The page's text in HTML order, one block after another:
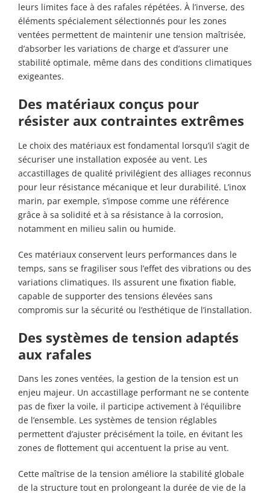
leurs limites face à des rafales répétées. À l’inverse, des
éléments spécialement sélectionnés pour les zones
ventées permettent de maintenir une tension maîtrisée,
d’absorber les variations de charge et d’assurer une
stabilité optimale, même dans des conditions climatiques
exigeantes.
Des matériaux conçus pour
résister aux contraintes extrêmes
Le choix des matériaux est fondamental lorsqu’il s’agit de
sécuriser une installation exposée au vent. Les
accastillages de qualité privilégient des alliages reconnus
pour leur résistance mécanique et leur durabilité. L’inox
marin, par exemple, s’impose comme une référence
grâce à sa solidité et à sa résistance à la corrosion,
notamment en milieu salin ou humide.
Ces matériaux conservent leurs performances dans le
temps, sans se fragiliser sous l’effet des vibrations ou des
variations climatiques. Ils assurent une fixation fiable,
capable de supporter des tensions élevées sans
compromis sur la sécurité ou l’esthétique de l’installation.
Des systèmes de tension adaptés
aux rafales
Dans les zones ventées, la gestion de la tension est un
enjeu majeur. Un accastillage performant ne se contente
pas de fixer la voile, il participe activement à l’équilibre
de l’ensemble. Les systèmes de tension réglables
permettent d’ajuster précisément la toile, en évitant les
zones de flottement qui accentuent la prise au vent.
Cette maîtrise de la tension améliore la stabilité globale
de la structure tout en prolongeant la durée de vie de la